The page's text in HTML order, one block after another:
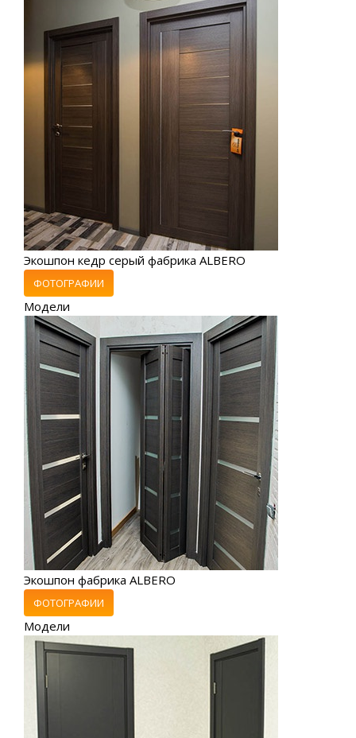
Экошпон кедр серый фабрика ALBERO
ФОТОГРАФИИ
Модели
Экошпон фабрика ALBERO
ФОТОГРАФИИ
Модели